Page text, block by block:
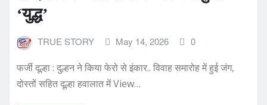
TRUE STORY
फर्जी दूल्हा : दुल्हन ने किया फेरो से इंकार.. विवाह समारोह में हुई जंग,
READ MORE